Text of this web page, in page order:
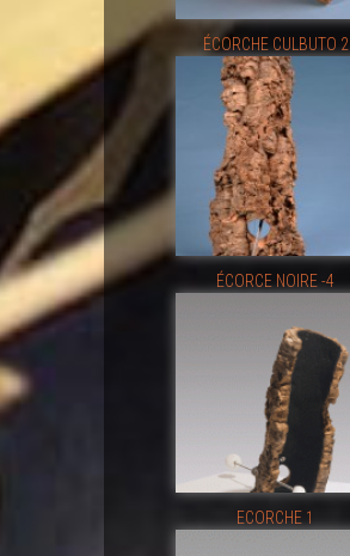
ÉCORCHE CULBUTO 2
ÉCORCE NOIRE -4
ECORCHE 1